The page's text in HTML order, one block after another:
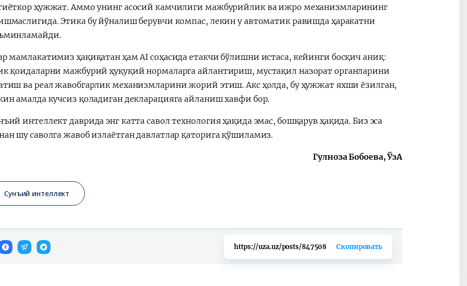
ҳужжат. Аммо унинг асосий камчилиги мажбурийлик ва ижро механизмларининг
Этика бу йўналиш берувчи компас, лекин у автоматик равишда ҳаракатни
мамлакатимиз ҳақиқатан ҳам AI соҳасида етакчи бўлишни истаса, кейинги босқич аниқ:
қоидаларни мажбурий ҳуқуқий нормаларга айлантириш, мустақил назорат органларини
ва реал жавобгарлик механизмларини жорий этиш. Акс ҳолда, бу ҳужжат яхши ёзилган,
амалда кучсиз қоладиган декларацияга айланиш хавфи бор.
интеллект даврида энг катта савол технология ҳақида эмас, бошқарув ҳақида. Биз эса
шу саволга жавоб излаётган давлатлар қаторига қўшиламиз.
Гулноза Бобоева, ЎзА
Сунъий интеллект
https://uza.uz/posts/847508 Скопировать